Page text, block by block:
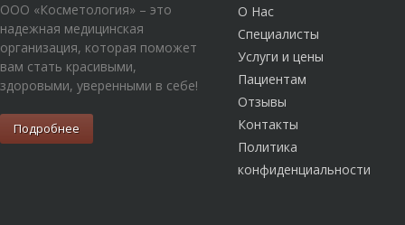
ООО «Косметология» – это
надежная медицинская
организация, которая поможет
вам стать красивыми,
здоровыми, уверенными в себе!
Подробнее
О Нас
Специалисты
Услуги и цены
Пациентам
Отзывы
Контакты
Политика
конфиденциальности